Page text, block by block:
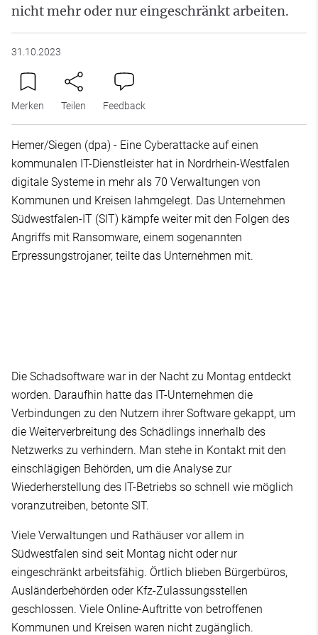
nicht mehr oder nur eingeschränkt arbeiten.
31.10.2023
Merken Teilen Feedback
Hemer/Siegen (dpa) - Eine Cyberattacke auf einen
kommunalen IT-Dienstleister hat in Nordrhein-Westfalen
digitale Systeme in mehr als 70 Verwaltungen von
Kommunen und Kreisen lahmgelegt. Das Unternehmen
Südwestfalen-IT (SIT) kämpfe weiter mit den Folgen des
Angriffs mit Ransomware, einem sogenannten
Erpressungstrojaner, teilte das Unternehmen mit.
Die Schadsoftware war in der Nacht zu Montag entdeckt
worden. Daraufhin hatte das IT-Unternehmen die
Verbindungen zu den Nutzern ihrer Software gekappt, um
die Weiterverbreitung des Schädlings innerhalb des
Netzwerks zu verhindern. Man stehe in Kontakt mit den
einschlägigen Behörden, um die Analyse zur
Wiederherstellung des IT-Betriebs so schnell wie möglich
voranzutreiben, betonte SIT.
Viele Verwaltungen und Rathäuser vor allem in
Südwestfalen sind seit Montag nicht oder nur
eingeschränkt arbeitsfähig. Örtlich blieben Bürgerbüros,
Ausländerbehörden oder Kfz-Zulassungsstellen
geschlossen. Viele Online-Auftritte von betroffenen
Kommunen und Kreisen waren nicht zugänglich.